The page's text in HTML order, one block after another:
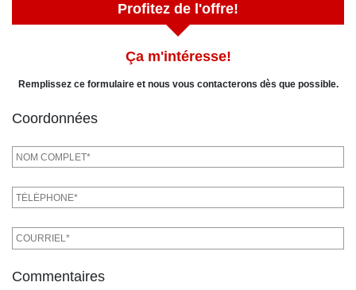
Profitez de l'offre!
Ça m'intéresse!
Remplissez ce formulaire et nous vous contacterons dès que possible.
Coordonnées
Commentaires